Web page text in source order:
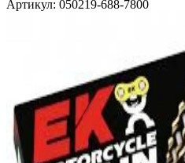
Артикул: 050219-688-7800